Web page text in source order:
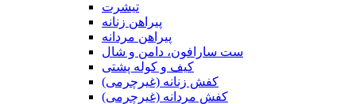
تیشرت
پیراهن زنانه
پیراهن مردانه
ست سارافون، دامن و شال
کیف و کوله پشتی
کفش زنانه (غیرچرمی)
کفش مردانه (غیرچرمی)